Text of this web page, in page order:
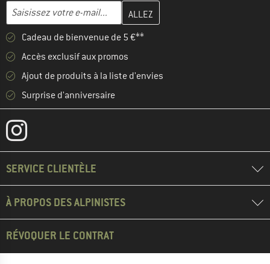
Adresse e-mail
Entrez votre adresse e-mail ici et créez votre compte client à la
Cadeau de bienvenue de 5 €**
Accès exclusif aux promos
Ajout de produits à la liste d'envies
Surprise d'anniversaire
SERVICE CLIENTÈLE
À PROPOS DES ALPINISTES
RÉVOQUER LE CONTRAT